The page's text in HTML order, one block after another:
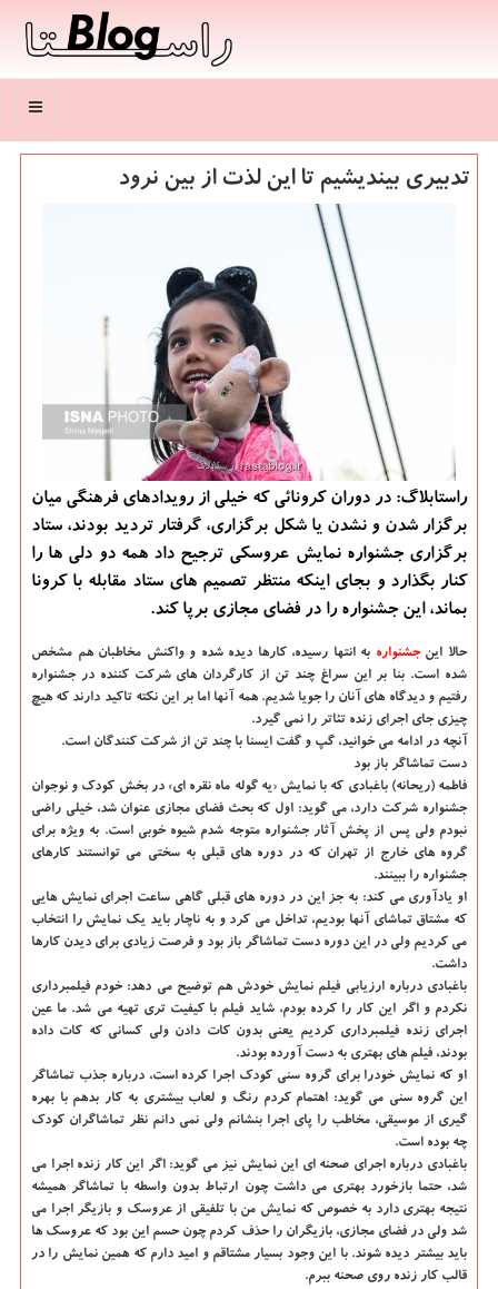
منو
تدبیری بیندیشیم تا این لذت از بین نرود
راستابلاگ: در دوران کرونائی که خیلی از رویدادهای فرهنگی میان
برگزار شدن و نشدن یا شکل برگزاری، گرفتار تردید بودند، ستاد
برگزاری جشنواره نمایش عروسکی ترجیح داد همه دو دلی ها را
کنار بگذارد و بجای اینکه منتظر تصمیم های ستاد مقابله با کرونا
بماند، این جشنواره را در فضای مجازی برپا کند.
حالا اینجشنواره به انتها رسیده، کارها دیده شده و واکنش مخاطبان هم مشخص
شده است. بنا بر این سراغ چند تن از کارگردان های شرکت کننده در جشنواره
رفتیم و دیدگاه های آنان را جویا شدیم. همه آنها اما بر این نکته تاکید دارند که هیچ
چیزی جای اجرای زنده تئاتر را نمی گیرد.
آنچه در ادامه می خوانید، گپ و گفت ایسنا با چند تن از شرکت کنندگان است.
دست تماشاگر باز بود
فاطمه (ریحانه) باغبادی که با نمایش «یه گوله ماه نقره ای» در بخش کودک و نوجوان
جشنواره شرکت دارد، می گوید: اول که بحث فضای مجازی عنوان شد، خیلی راضی
نبودم ولی پس از پخش آثار جشنواره متوجه شدم شیوه خوبی است. به ویژه برای
گروه های خارج از تهران که در دوره های قبلی به سختی می توانستند کارهای
جشنواره را ببینند.
او یادآوری می کند: به جز این در دوره های قبلی گاهی ساعت اجرای نمایش هایی
که مشتاق تماشای آنها بودیم، تداخل می کرد و به ناچار باید یک نمایش را انتخاب
می کردیم ولی در این دوره دست تماشاگر باز بود و فرصت زیادی برای دیدن کارها
داشت.
باغبادی درباره ارزیابی فیلم نمایش خودش هم توضیح می دهد: خودم فیلمبرداری
نکردم و اگر این کار را کرده بودم، شاید فیلم با کیفیت تری تهیه می شد. ما عین
اجرای زنده فیلمبرداری کردیم یعنی بدون کات دادن ولی کسانی که کات داده
بودند، فیلم های بهتری به دست آورده بودند.
او که نمایش خودرا برای گروه سنی کودک اجرا کرده است، درباره جذب تماشاگر
این گروه سنی می گوید: اهتمام کردم رنگ و لعاب بیشتری به کار بدهم با بهره
گیری از موسیقی، مخاطب را پای اجرا بنشانم ولی نمی دانم نظر تماشاگران کودک
چه بوده است.
باغبادی درباره اجرای صحنه ای این نمایش نیز می گوید: اگر این کار زنده اجرا می
شد، حتما بازخورد بهتری می داشت چون ارتباط بدون واسطه با تماشاگر همیشه
نتیجه بهتری دارد به خصوص که نمایش من با تلفیقی از عروسک و بازیگر اجرا می
شد ولی در فضای مجازی، بازیگران را حذف کردم چون حسم این بود که عروسک ها
باید بیشتر دیده شوند. با این وجود بسیار مشتاقم و امید دارم که همین نمایش را در
قالب کار زنده روی صحنه ببرم.